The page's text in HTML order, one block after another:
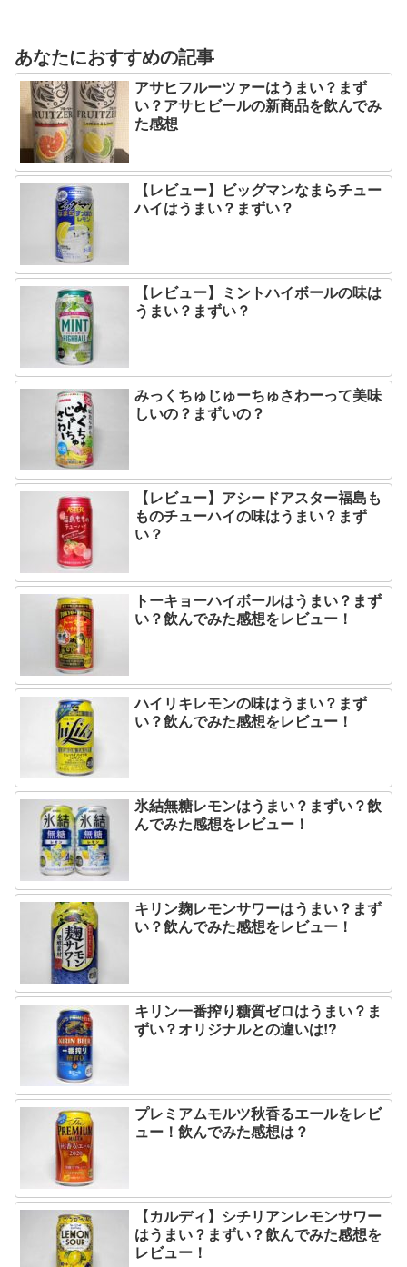
あなたにおすすめの記事
アサヒフルーツァーはうまい？まず
い？アサヒビールの新商品を飲んでみ
た感想
【レビュー】ビッグマンなまらチュー
ハイはうまい？まずい？
【レビュー】ミントハイボールの味は
うまい？まずい？
みっくちゅじゅーちゅさわーって美味
しいの？まずいの？
【レビュー】アシードアスター福島も
ものチューハイの味はうまい？まず
い？
トーキョーハイボールはうまい？まず
い？飲んでみた感想をレビュー！
ハイリキレモンの味はうまい？まず
い？飲んでみた感想をレビュー！
氷結無糖レモンはうまい？まずい？飲
んでみた感想をレビュー！
キリン麹レモンサワーはうまい？まず
い？飲んでみた感想をレビュー！
キリン一番搾り糖質ゼロはうまい？ま
ずい？オリジナルとの違いは!?
プレミアムモルツ秋香るエールをレビ
ュー！飲んでみた感想は？
【カルディ】シチリアンレモンサワー
はうまい？まずい？飲んでみた感想を
レビュー！